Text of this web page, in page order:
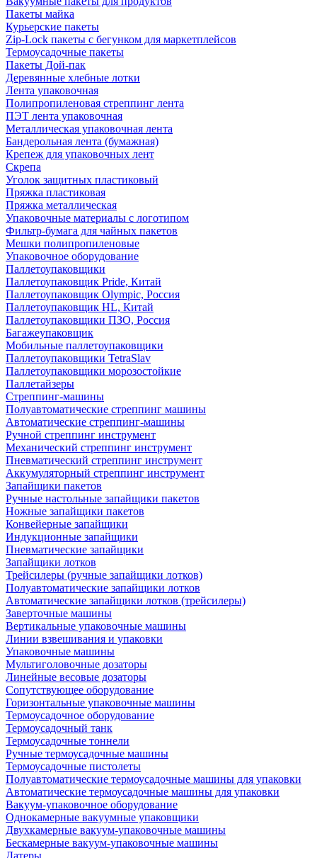
Пакеты майка
Курьерские пакеты
Zip-Lock пакеты с бегунком для маркетплейсов
Термоусадочные пакеты
Пакеты Дой-пак
Деревянные хлебные лотки
Лента упаковочная
Полипропиленовая стреппинг лента
ПЭТ лента упаковочная
Металлическая упаковочная лента
Бандерольная лента (бумажная)
Крепеж для упаковочных лент
Скрепа
Уголок защитных пластиковый
Пряжка пластиковая
Пряжка металлическая
Упаковочные материалы с логотипом
Фильтр-бумага для чайных пакетов
Мешки полипропиленовые
Упаковочное оборудование
Паллетоупаковщики
Паллетоупаковщик Pride, Китай
Паллетоупаковщик Olympic, Россия
Паллетоупаковщик HL, Китай
Паллетоупаковщики ПЗО, Россия
Багажеупаковщик
Мобильные паллетоупаковщики
Паллетоупаковщики TetraSlav
Паллетоупаковщики морозостойкие
Паллетайзеры
Стреппинг-машины
Полуавтоматические стреппинг машины
Автоматические стреппинг-машины
Ручной стреппинг инструмент
Механический стреппинг инструмент
Пневматический стреппинг инструмент
Аккумуляторный стреппинг инструмент
Запайщики пакетов
Ручные настольные запайщики пакетов
Ножные запайщики пакетов
Конвейерные запайщики
Индукционные запайщики
Пневматические запайщики
Запайщики лотков
Трейсилеры (ручные запайщики лотков)
Полуавтоматические запайщики лотков
Автоматические запайщики лотков (трейсилеры)
Заверточные машины
Вертикальные упаковочные машины
Линии взвешивания и упаковки
Упаковочные машины
Мультиголовочные дозаторы
Линейные весовые дозаторы
Сопутствующее оборудование
Горизонтальные упаковочные машины
Термоусадочное оборудование
Термоусадочный танк
Термоусадочные тоннели
Ручные термоусадочные машины
Термоусадочные пистолеты
Полуавтоматические термоусадочные машины для упаковки
Автоматические термоусадочные машины для упаковки
Вакуум-упаковочное оборудование
Однокамерные вакуумные упаковщики
Двухкамерные вакуум-упаковочные машины
Бескамерные вакуум-упаковочные машины
Датеры